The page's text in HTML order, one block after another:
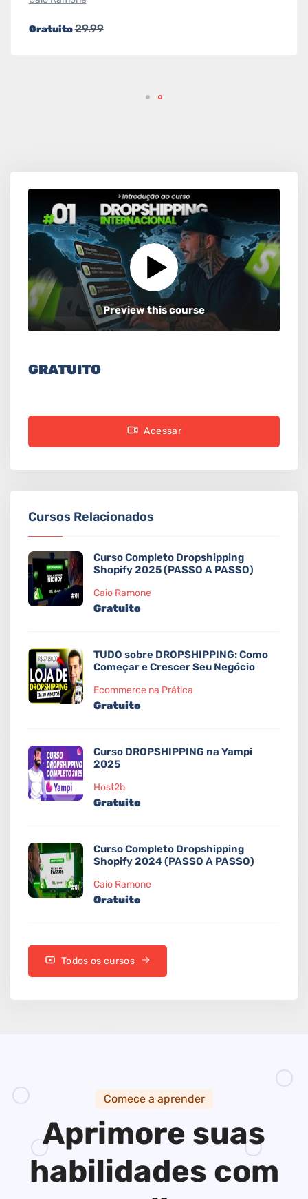
Gratuito29.99
Preview this course
GRATUITO
Acessar
Cursos Relacionados
Curso Completo Dropshipping
Shopify 2025 (PASSO A PASSO)
Caio Ramone
Gratuito
TUDO sobre DROPSHIPPING: Como
Começar e Crescer Seu Negócio
Ecommerce na Prática
Gratuito
Curso DROPSHIPPING na Yampi
2025
Host2b
Gratuito
Curso Completo Dropshipping
Shopify 2024 (PASSO A PASSO)
Caio Ramone
Gratuito
Todos os cursos
Comece a aprender
Aprimore suas
habilidades com